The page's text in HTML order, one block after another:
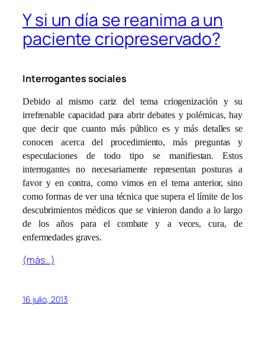
Y si un día se reanima a un
paciente criopreservado?
Interrogantes sociales
Debido al mismo cariz del tema criogenización y su
irrefrenable capacidad para abrir debates y polémicas, hay
que decir que cuanto más público es y más detalles se
conocen acerca del procedimiento, más preguntas y
especulaciones de todo tipo se manifiestan. Estos
interrogantes no necesariamente representan posturas a
favor y en contra, como vimos en el tema anterior, sino
como formas de ver una técnica que supera el límite de los
descubrimientos médicos que se vinieron dando a lo largo
de los años para el combate y a veces, cura, de
enfermedades graves.
(más…)
16 julio, 2013